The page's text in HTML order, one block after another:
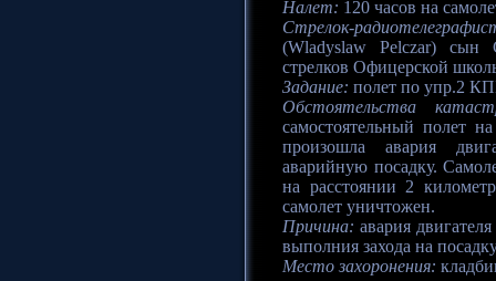
Налет: 120 часов на
Стрелок-
(Wladyslaw Pelczar) сын
стрелков Офицерской
Задание: полет по упр.2
Обстоятельства
самостоятельный полет
произошла авария
аварийную посадку.
на расстоянии 2
самолет уничтожен.
Причина: авария
выполния захода на
Место захоронения: